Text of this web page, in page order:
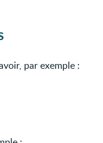
par exemple :